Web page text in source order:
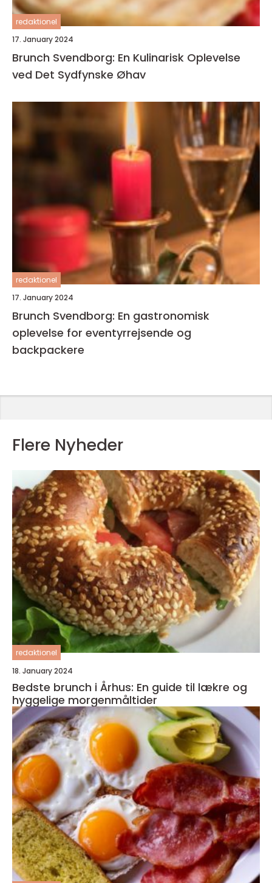
redaktionel
17. January 2024
Brunch Svendborg: En Kulinarisk Oplevelse
ved Det Sydfynske Øhav
redaktionel
17. January 2024
Brunch Svendborg: En gastronomisk
oplevelse for eventyrrejsende og
backpackere
Flere Nyheder
redaktionel
18. January 2024
Bedste brunch i Århus: En guide til lækre og
hyggelige morgenmåltider